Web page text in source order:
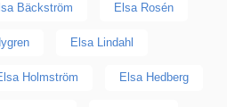
Bäckström Elsa Rosén
Elsa Lindahl
Holmström Elsa Hedberg